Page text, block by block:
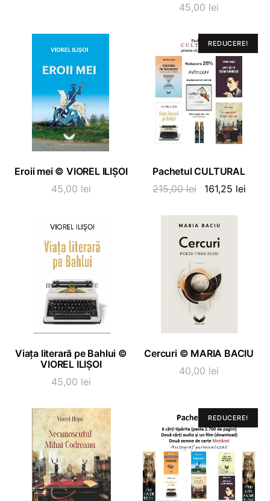
45,00 lei
ADAUGĂ ÎN COȘ
Eroii mei © VIOREL ILIȘOI
45,00 lei
REDUCERE!
ADAUGĂ ÎN COȘ
Pachetul CULTURAL
215,00lei
Prețul
a
215,00 lei.
161,25 lei
ADAUGĂ ÎN COȘ
Viața literară pe Bahlui ©
VIOREL ILIȘOI
45,00 lei
ADAUGĂ ÎN COȘ
Cercuri © MARIA BACIU
40,00 lei
REDUCERE!